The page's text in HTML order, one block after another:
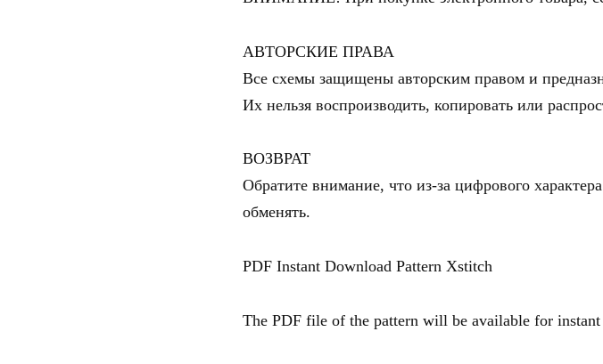
АВТОРСКИЕ ПРАВА
Все схемы защищены авторским правом и
Их нельзя воспроизводить, копировать или
ВОЗВРАТ
Обратите внимание, что из-за цифрового
обменять.
PDF Instant Download Pattern Xstitch
The PDF file of the pattern will be available for